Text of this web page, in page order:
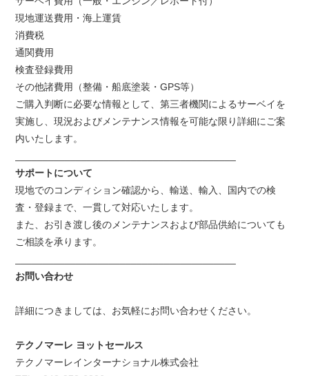
現地運送費用・海上運賃
消費税
通関費用
検査登録費用
その他諸費用（整備・船底塗装・GPS等）
ご購入判断に必要な情報として、第三者機関によるサーベイを
実施し、現況およびメンテナンス情報を可能な限り詳細にご案
内いたします。
サポートについて
現地でのコンディション確認から、輸送、輸入、国内での検
査・登録まで、一貫して対応いたします。
また、お引き渡し後のメンテナンスおよび部品供給についても
ご相談を承ります。
お問い合わせ
詳細につきましては、お気軽にお問い合わせください。
テクノマーレ ヨットセールス
テクノマーレインターナショナル株式会社